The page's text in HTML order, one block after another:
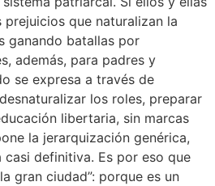
que naturalizan la
ganando batallas por
además, para padres y
se expresa a través de
los roles, preparar
libertaria, sin marcas
la jerarquización genérica,
definitiva. Es por eso que
gran ciudad”: porque es un